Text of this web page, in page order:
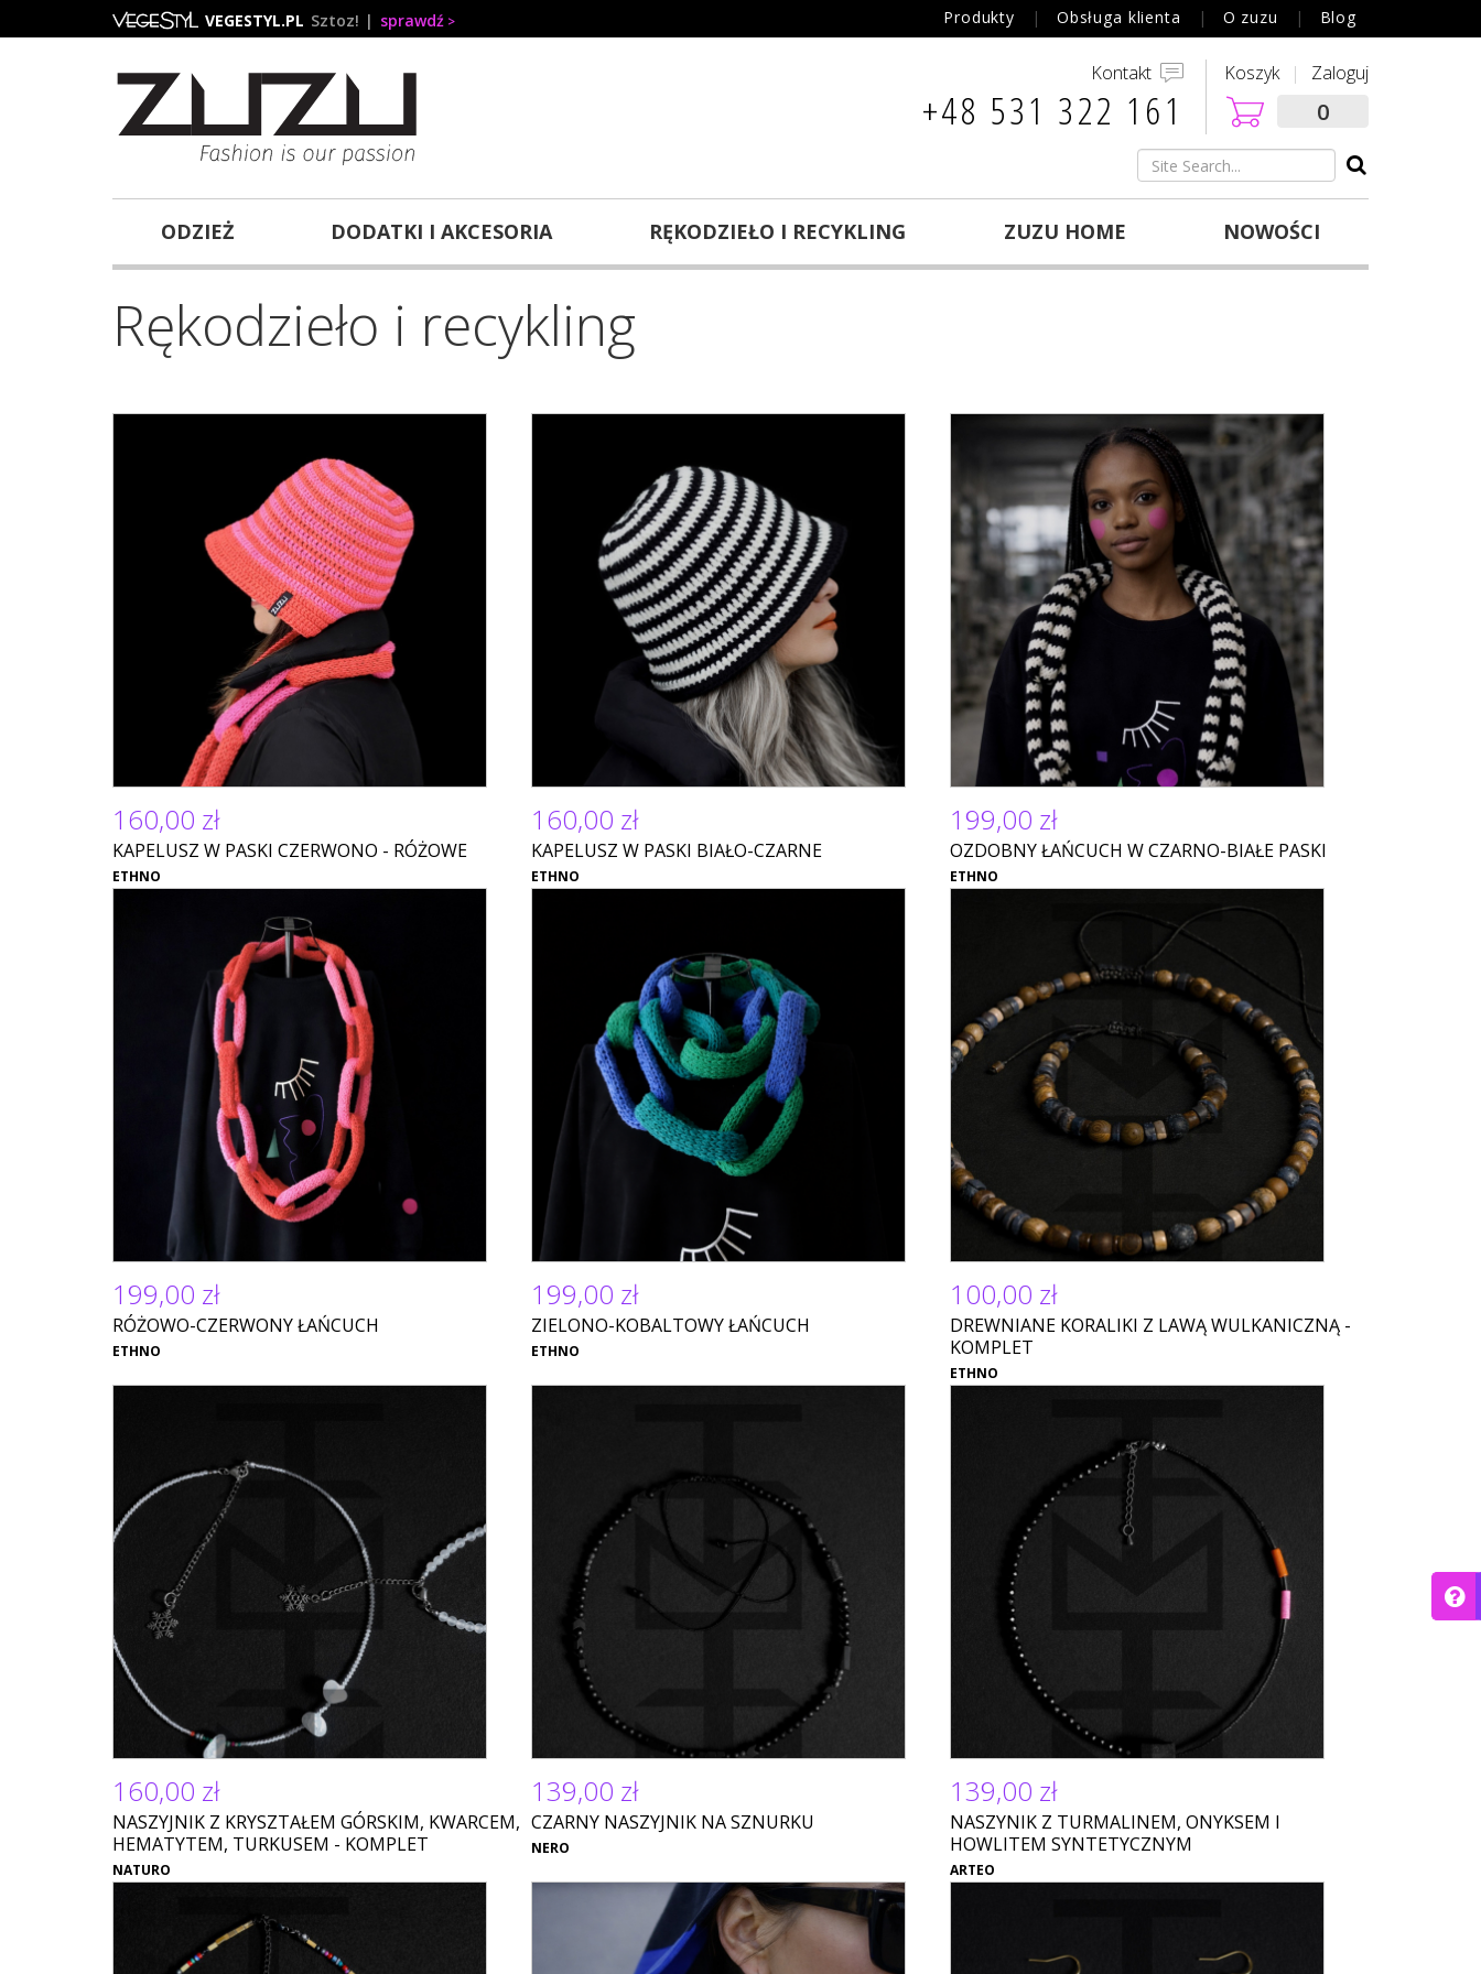
do
VEGESTYL.PL Sztoz! sprawdź Produkty Obsługa klienta O zuzu Blog
Kontakt
+48 531 322 161‬
Koszyk Zaloguj
0
ODZIEŻ DODATKI I AKCESORIA RĘKODZIEŁO I RECYKLING ZUZU HOME NOWOŚCI
Rękodzieło i recykling
160,00 zł
KAPELUSZ W PASKI CZERWONO - RÓŻOWE
ETHNO
160,00 zł
KAPELUSZ W PASKI BIAŁO-CZARNE
ETHNO
199,00 zł
OZDOBNY ŁAŃCUCH W CZARNO-BIAŁE PASKI
ETHNO
199,00 zł
RÓŻOWO-CZERWONY ŁAŃCUCH
ETHNO
199,00 zł
ZIELONO-KOBALTOWY ŁAŃCUCH
ETHNO
100,00 zł
DREWNIANE KORALIKI Z LAWĄ WULKANICZNĄ -
KOMPLET
ETHNO
160,00 zł
NASZYJNIK Z KRYSZTAŁEM GÓRSKIM, KWARCEM,
HEMATYTEM, TURKUSEM - KOMPLET
NATURO
139,00 zł
CZARNY NASZYJNIK NA SZNURKU
NERO
139,00 zł
NASZYNIK Z TURMALINEM, ONYKSEM I
HOWLITEM SYNTETYCZNYM
ARTEO